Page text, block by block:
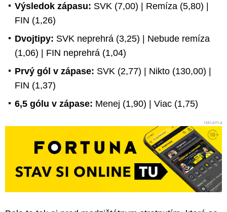
Výsledok zápasu: SVK (7,00) | Remíza (5,80) |
FIN (1,26)
Dvojtipy: SVK neprehrá (3,25) | Nebude remíza
(1,06) | FIN neprehrá (1,04)
Prvý gól v zápase: SVK (2,77) | Nikto (130,00) |
FIN (1,37)
6,5 gólu v zápase: Menej (1,90) | Viac (1,75)